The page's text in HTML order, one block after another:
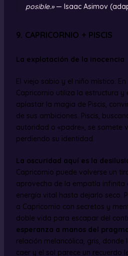
posible.»— Isaac Asimov
9. CAPRICORNIO + PISCIS
La explotación de la inocencia
El viejo sabio y el niño místico.
Capricornio utiliza la estructura y
aplastar la magia de Piscis,
de sus ambiciones. Piscis,
autoridad o «padre», se somete
perdiendo su identidad.
La oscuridad aquí es la
Capricornio puede volverse un
aprovecha de la empatía infinita
energía vital hasta dejarlo seco.
a Capricornio con secretos y
doble vida para escapar del
esperanza a manos del
relación melancólica, gris, donde
caer y el sol parece un recuerdo